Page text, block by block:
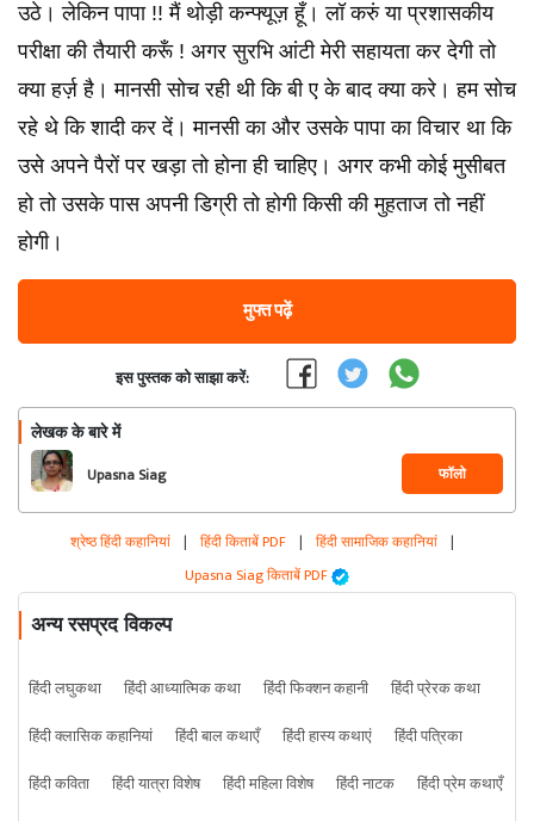
उठे। लेकिन पापा !! मैं थोड़ी कन्फ्यूज़ हूँ। लॉ करुं या प्रशासकीय
परीक्षा की तैयारी करूँ ! अगर सुरभि आंटी मेरी सहायता कर देगी तो
क्या हर्ज़ है। मानसी सोच रही थी कि बी ए के बाद क्या करे। हम सोच
रहे थे कि शादी कर दें। मानसी का और उसके पापा का विचार था कि
उसे अपने पैरों पर खड़ा तो होना ही चाहिए। अगर कभी कोई मुसीबत
हो तो उसके पास अपनी डिग्री तो होगी किसी की मुहताज तो नहीं
होगी।
मुफ्त पढ़ें
इस पुस्तक को साझा करें:
लेखक के बारे में
Upasna Siag फॉलो
श्रेष्ठ हिंदी कहानियां | हिंदी किताबें PDF | हिंदी सामाजिक कहानियां |
Upasna Siag किताबें PDF
अन्य रसप्रद विकल्प
हिंदी लघुकथा हिंदी आध्यात्मिक कथा हिंदी फिक्शन कहानी
हिंदी प्रेरक कथा
हिंदी क्लासिक कहानियां
हिंदी बाल कथाएँ हिंदी हास्य कथाएं
हिंदी पत्रिका
हिंदी कविता
हिंदी यात्रा विशेष हिंदी महिला विशेष हिंदी नाटक
हिंदी प्रेम कथाएँ